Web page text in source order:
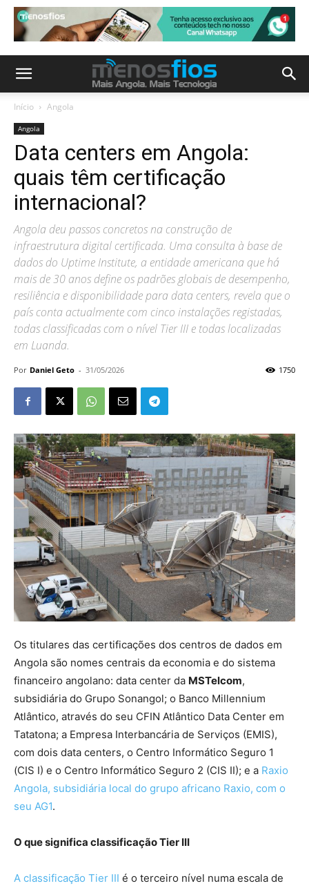
Início Angola
Angola
Data centers em Angola:
quais têm certificação
internacional?
Angola deu passos concretos na construção de
infraestrutura digital certificada. Uma consulta à base de
dados do Uptime Institute, a entidade americana que há
mais de 30 anos define os padrões globais de desempenho,
resiliência e disponibilidade para data centers, revela que o
país conta actualmente com cinco instalações registadas,
todas classificadas com o nível Tier III e todas localizadas
em Luanda.
Por Daniel Geto - 31/05/2026 1750
Os titulares das certificações dos centros de dados em
Angola são nomes centrais da economia e do sistema
financeiro angolano: data center da MSTelcom,
subsidiária do Grupo Sonangol; o Banco Millennium
Atlântico, através do seu CFIN Atlântico Data Center em
Tatatona; a Empresa Interbancária de Serviços (EMIS),
com dois data centers, o Centro Informático Seguro 1
(CIS I) e o Centro Informático Seguro 2 (CIS II); e a Raxio
Angola, subsidiária local do grupo africano Raxio, com o
seu AG1.
O que significa classificação Tier III
A classificação Tier III é o terceiro nível numa escala de